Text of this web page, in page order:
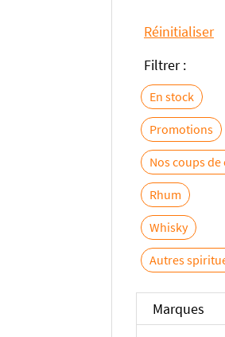
Réinitialiser
Filtrer :
En stock
Promotions
Nos coups
Rhum
Whisky
Autres
Marques